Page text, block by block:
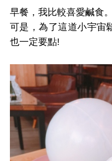
早餐，我比較喜愛鹹食。
可是，為了這道小宇宙
也一定要點!